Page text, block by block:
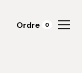
Ordre 0